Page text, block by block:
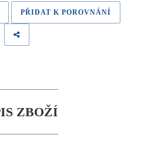
PŘIDAT K POROVNÁNÍ
ZBOŽÍ